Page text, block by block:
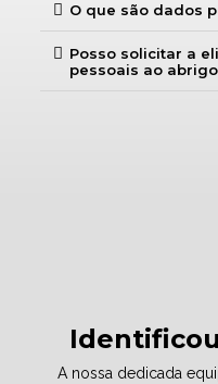
O que são dados
Posso solicitar a
pessoais ao abrigo
A nossa dedicada